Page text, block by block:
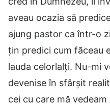
aveau ocazia să
ajung pastor ca într-o
țin predici cum făceau
lauda celorlalți. Nu-mi
devenise în sfârșit
cei cu care mă